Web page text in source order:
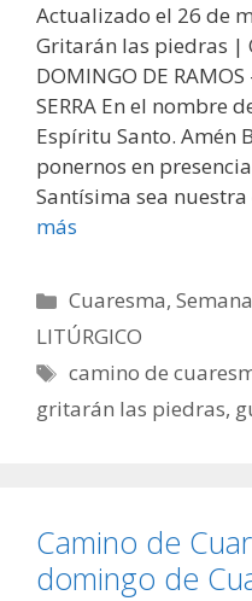
Actualizado el 26 de
Gritarán las piedras |
DOMINGO DE RAMOS
SERRA En el nombre
Espíritu Santo. Amén
ponernos en
Santísima sea
más
Categorías
Cuaresma,
LITÚRGICO
Etiquetas
camino de
gritarán las piedras,
Camino de
domingo de